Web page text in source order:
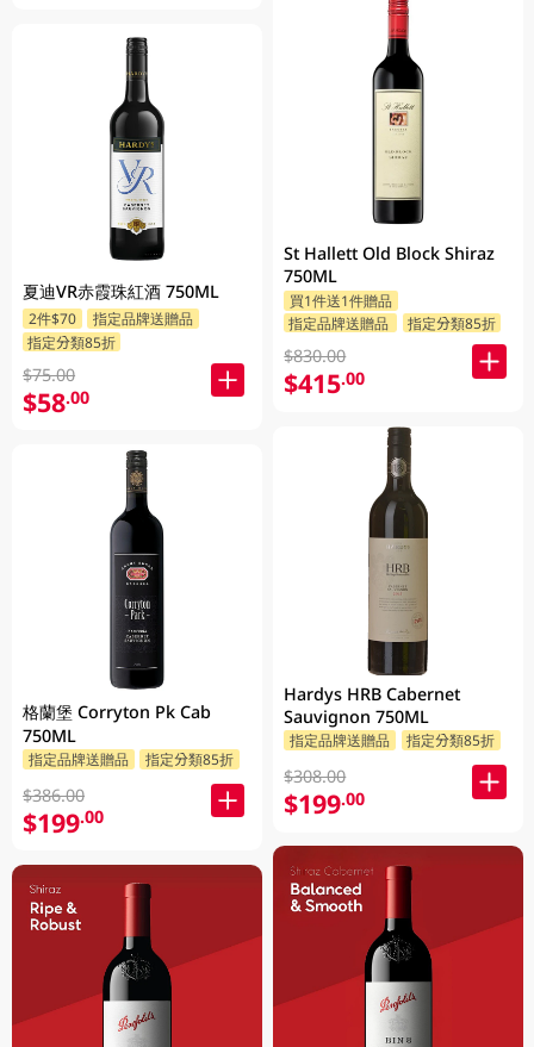
夏迪VR赤霞珠紅酒 750ML
2件$70
指定品牌送贈品
指定分類85折
$75.00
$58.00
格蘭堡 Corryton Pk Cab
750ML
指定品牌送贈品 指定分類85折
$386.00
$199.00
St Hallett Old Block Shiraz
750ML
買1件送1件贈品
指定品牌送贈品
指定分類85折
$830.00
$415.00
Hardys HRB Cabernet
Sauvignon 750ML
指定品牌送贈品 指定分類85折
$308.00
$199.00